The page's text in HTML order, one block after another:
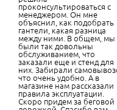
проконсультироваться с
менеджером. Он мне
объяснил, как подобрать
гантели, какая разница
между ними. В общем, мы
были так довольны
обслуживанием, что
заказали еще и стенд для
них. Забирали
что очень удобно. А в
магазине нам рассказали
правила эксплуатации.
Скоро придем за беговой